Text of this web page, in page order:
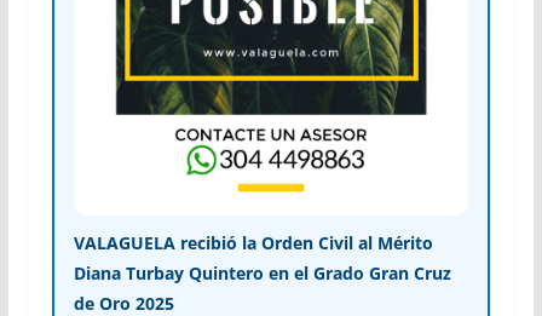
VALAGUELA recibió la Orden Civil al Mérito
Diana Turbay Quintero en el Grado Gran Cruz
de Oro 2025